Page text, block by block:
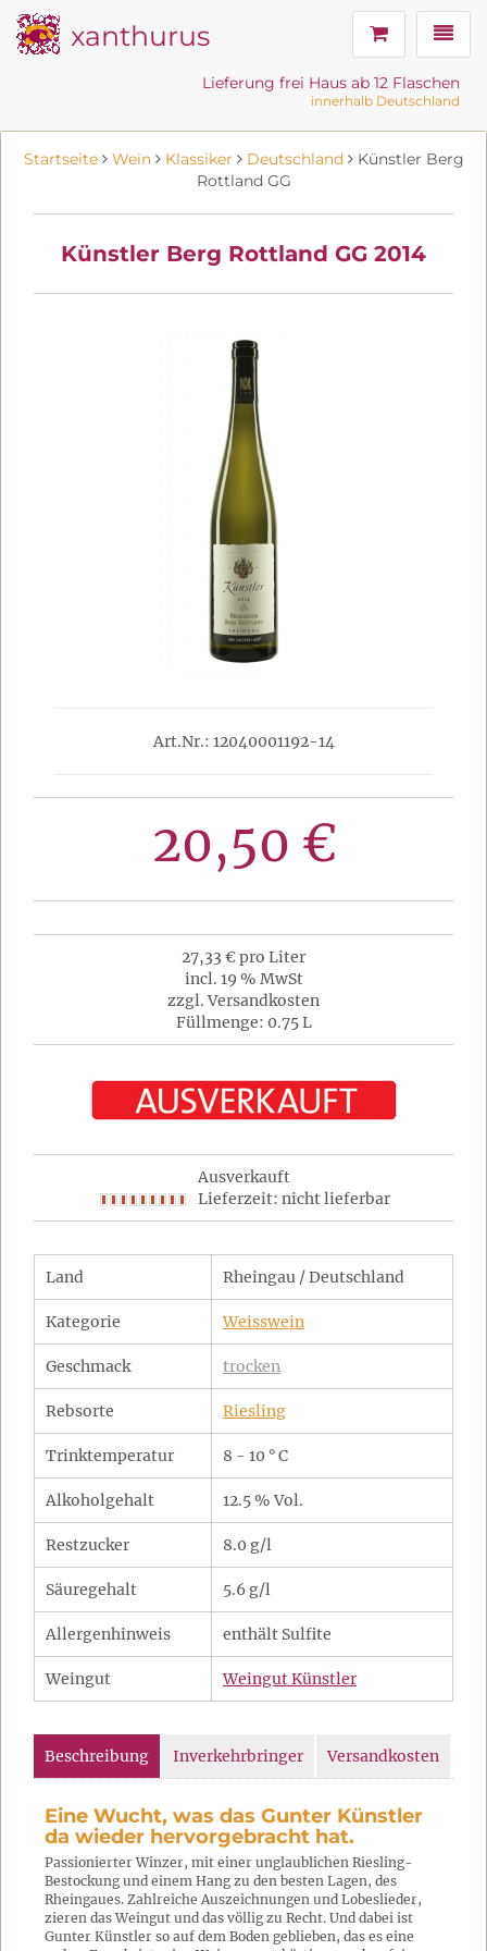
xanthurus
Lieferung frei Haus ab 12 Flaschen
innerhalb Deutschland
Startseite Wein Klassiker Deutschland Künstler Berg
Rottland GG
Künstler Berg Rottland GG 2014
Art.Nr.: 12040001192-14
20,50 €
27,33 € pro Liter
incl. 19 % MwSt
zzgl. Versandkosten
Füllmenge: 0.75 L
Ausverkauft
Lieferzeit: nicht lieferbar
Land Rheingau / Deutschland
Kategorie Weisswein
Geschmack trocken
Rebsorte Riesling
Trinktemperatur 8 - 10 ° C
Alkoholgehalt 12.5 % Vol.
Restzucker 8.0 g/l
Säuregehalt 5.6 g/l
Allergenhinweis enthält Sulfite
Weingut Weingut Künstler
Beschreibung Inverkehrbringer Versandkosten
Eine Wucht, was das Gunter Künstler
da wieder hervorgebracht hat.
Passionierter Winzer, mit einer unglaublichen Riesling-
Bestockung und einem Hang zu den besten Lagen, des
Rheingaues. Zahlreiche Auszeichnungen und Lobeslieder,
zieren das Weingut und das völlig zu Recht. Und dabei ist
Gunter Künstler so auf dem Boden geblieben, das es eine